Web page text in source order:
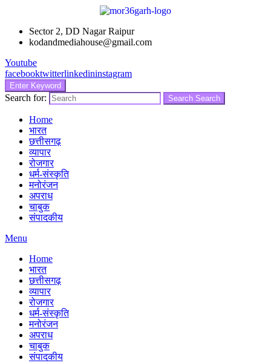
Sector 2, DD Nagar Raipur
kodandmediahouse@gmail.com
Youtube
facebooktwitterlinkedininstagram
Enter Keyword
Search for: Search Search
Home
भारत
छत्तीसगढ़
व्यापार
रोजगार
धर्म-संस्कृति
मनोरंजन
अपराध
चाबुक
संपादकीय
Menu
Home
भारत
छत्तीसगढ़
व्यापार
रोजगार
धर्म-संस्कृति
मनोरंजन
अपराध
चाबुक
संपादकीय